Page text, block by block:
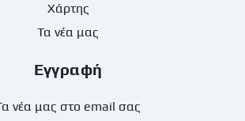
Χάρτης
Τα νέα μας
Εγγραφή
νέα μας στο email σας